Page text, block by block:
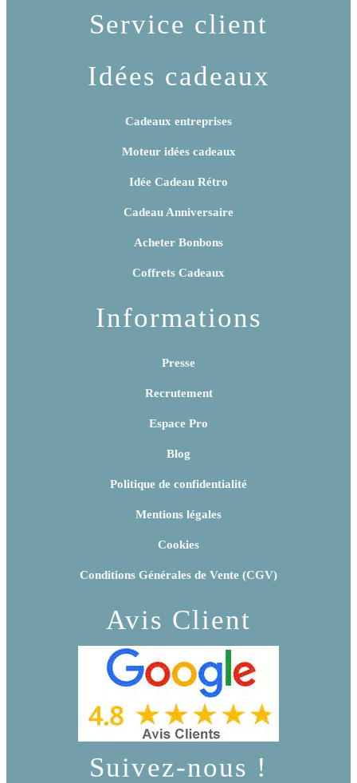
Service client
Idées cadeaux
Cadeaux entreprises
Moteur idées cadeaux
Idée Cadeau Rétro
Cadeau Anniversaire
Acheter Bonbons
Coffrets Cadeaux
Informations
Presse
Recrutement
Espace Pro
Blog
Politique de confidentialité
Mentions légales
Cookies
Conditions Générales de Vente (CGV)
Avis Client
Suivez-nous !